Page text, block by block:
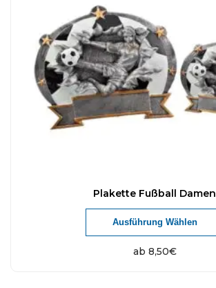
Plakette Fußball Damen
ab 8,50€
Ausführung Wählen